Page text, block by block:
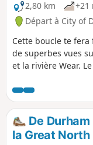
2,80 km
+21
Départ à City of
Cette boucle te
de superbes vues
et la rivière Wear.
De
la Great North